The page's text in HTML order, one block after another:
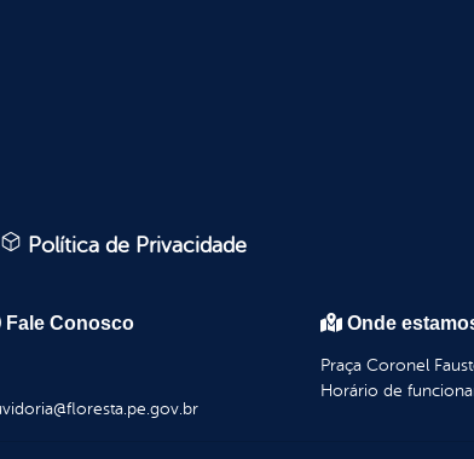
Política de Privacidade
Fale Conosco Onde
Praça Coronel
Horário de